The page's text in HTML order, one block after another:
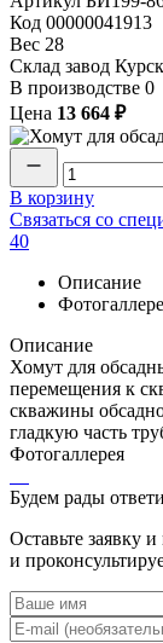
Код 00000041913
Вес 28
Склад завод Курск
В производстве 0
Цена 13 664 ₽
В корзину
Связаться со
40
Описание
Описание
Хомут для
перемещения к
скважины
гладкую часть
Фотогаллерея
Будем рады
Оставьте заявку
и